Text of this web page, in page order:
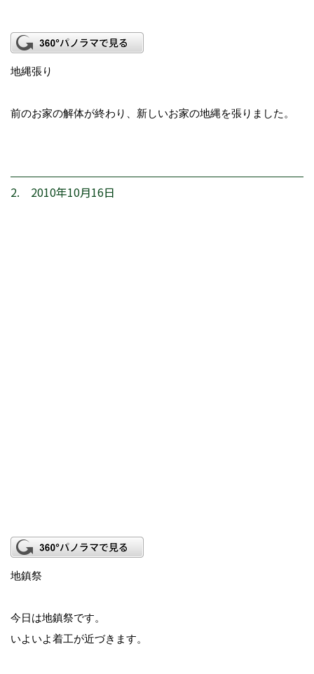
地縄張り
前のお家の解体が終わり、新しいお家の地縄を張りました。
2. 2010年10月16日
地鎮祭
今日は地鎮祭です。
いよいよ着工が近づきます。